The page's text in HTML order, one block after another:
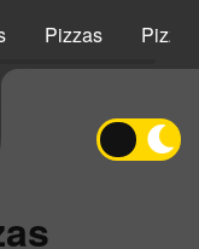
Pizzas